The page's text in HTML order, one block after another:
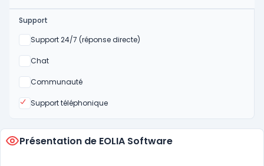
Support
Support 24/7 (réponse directe)
Non
Chat
Non
Communauté
Non
Support téléphonique
Oui
Présentation de EOLIA Software